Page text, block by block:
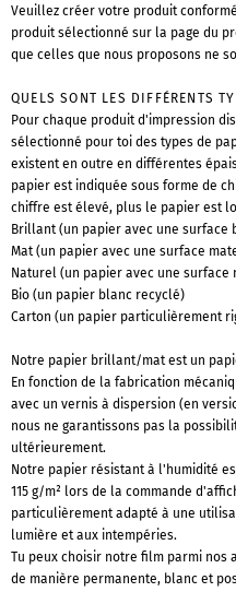
Veuillez créer votre produit
produit sélectionné sur la page du
que celles que nous proposons ne
QUELS SONT LES DIFFÉRENTS
Pour chaque produit d'impression
sélectionné pour toi des types de
existent en outre en différentes
papier est indiquée sous forme de
chiffre est élevé, plus le papier est
Brillant (un papier avec une surface
Mat (un papier avec une surface
Naturel (un papier avec une surface
Bio (un papier blanc recyclé)
Carton (un papier particulièrement
Notre papier brillant/mat est un
En fonction de la fabrication
avec un vernis à dispersion (en
nous ne garantissons pas la
ultérieurement.
Notre papier résistant à l'humidité
115 g/m² lors de la commande
particulièrement adapté à une
lumière et aux intempéries.
Tu peux choisir notre film parmi
de manière permanente, blanc et